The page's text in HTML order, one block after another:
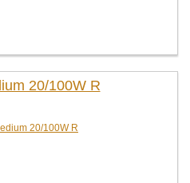
20/100W R